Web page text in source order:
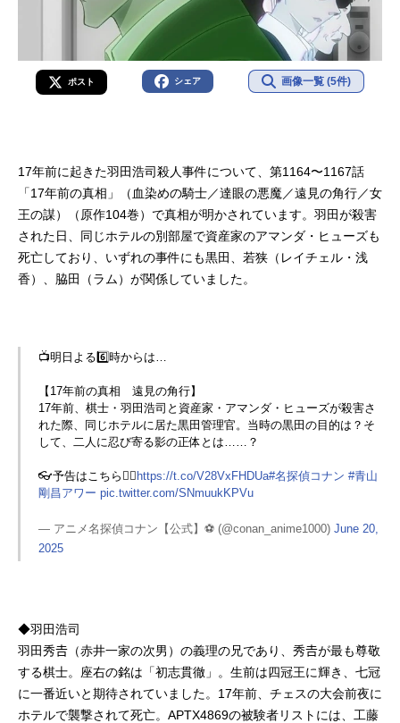
ポスト シェア 画像一覧 (5件)
17年前に起きた羽田浩司殺人事件について、第1164〜1167話
「17年前の真相」（血染めの騎士／達眼の悪魔／遠見の角行／女
王の謀）（原作104巻）で真相が明かされています。羽田が殺害
された日、同じホテルの別部屋で資産家のアマンダ・ヒューズも
死亡しており、いずれの事件にも黒田、若狭（レイチェル・浅
香）、脇田（ラム）が関係していました。
📺明日よる6️⃣時からは…
【17年前の真相 遠見の角行】
17年前、棋士・羽田浩司と資産家・アマンダ・ヒューズが殺害さ
れた際、同じホテルに居た黒田管理官。当時の黒田の目的は？そ
して、二人に忍び寄る影の正体とは……？
👓予告はこちら🕵️‍♂️ https://t.co/V28VxFHDUa#名探偵コナン #青山
剛昌アワー pic.twitter.com/SNmuukKPVu
— アニメ名探偵コナン【公式】⚽️ (@conan_anime1000) June 20,
2025
◆羽田浩司
羽田秀𠮷（赤井一家の次男）の義理の兄であり、秀𠮷が最も尊敬
する棋士。座右の銘は「初志貫徹」。生前は四冠王に輝き、七冠
に一番近いと期待されていました。17年前、チェスの大会前夜に
ホテルで襲撃されて死亡。APTX4869の被験者リストには、工藤